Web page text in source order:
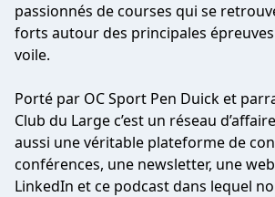
passionnés de courses qui se
forts autour des principales
voile.
Porté par OC Sport Pen Duick et
Club du Large c’est un réseau
aussi une véritable plateforme de
conférences, une newsletter, une
LinkedIn et ce podcast dans lequel